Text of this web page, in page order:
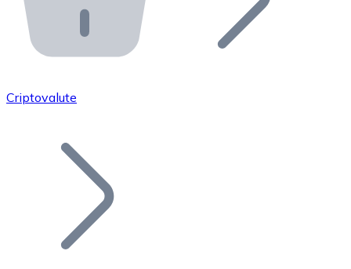
API Bitnovo
Integra la nostra API nel tuo ecosistema.
Unisciti alla nostra rete di rivenditori e
Aggiungi il token del tuo progetto al nostro servizio di
Criptovalute